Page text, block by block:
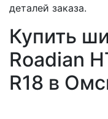
деталей заказа.
Купить
Roadian
R18 в